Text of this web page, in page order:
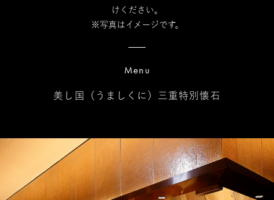
けください。
※写真はイメージです。
Menu
美し国（うましくに）三重特別懐石